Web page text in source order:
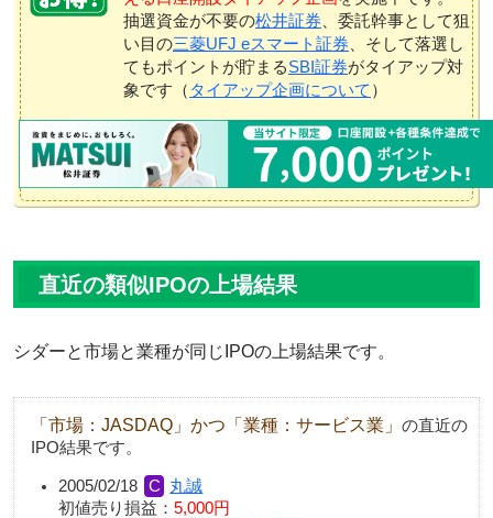
抽選資金が不要の松井証券 、委託幹事として狙
い目の三菱UFJ eスマート証券 、そして落選し
てもポイントが貯まるSBI証券がタイアップ対
象です（ タイアップ企画について ）
直近の類似IPOの上場結果
シダーと市場と業種が同じIPOの上場結果です。
「市場：JASDAQ」かつ「業種：サービス業」 の直近の
IPO結果です。
2005/02/18
丸誠
初値売り損益： 5,000円